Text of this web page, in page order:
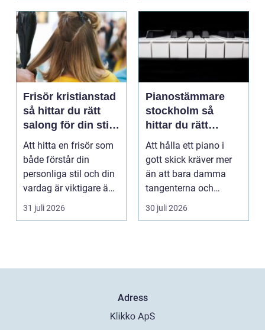
Frisör kristianstad
så hittar du rätt
salong för din stil
och vardag
Att hitta en frisör som
både förstår din
personliga stil och din
vardag är viktigare än
många tror. ...
31 juli 2026
Pianostämmare
stockholm så
hittar du rätt
expert för ditt
piano
Att hålla ett piano i
gott skick kräver mer
än att bara damma
tangenterna och
stänga locket försikti...
30 juli 2026
Adress